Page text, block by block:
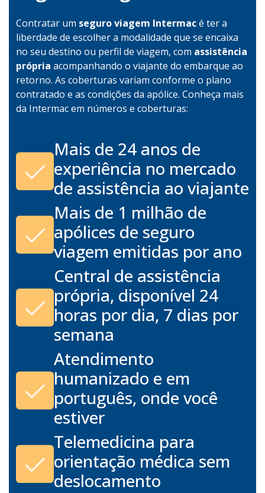
Contratar um seguro viagem Intermacé ter a
liberdade de escolher a modalidade que se encaixa
no seu destino ou perfil de viagem, com assistência
própria acompanhando o viajante do embarque ao
retorno. As coberturas variam conforme o plano
contratado e as condições da apólice. Conheça mais
da Intermac em números e coberturas:
Mais de 24 anos de
experiência no mercado
de assistência ao viajante
Mais de 1 milhão de
apólices de seguro
viagem emitidas por ano
Central de assistência
própria, disponível 24
horas por dia, 7 dias por
semana
Atendimento
humanizado e em
português, onde você
estiver
Telemedicina para
orientação médica sem
deslocamento